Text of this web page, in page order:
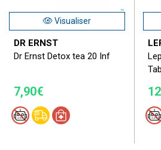
Visualiser
DR ERNST
Dr Ernst Detox tea 20 Inf
7,90€